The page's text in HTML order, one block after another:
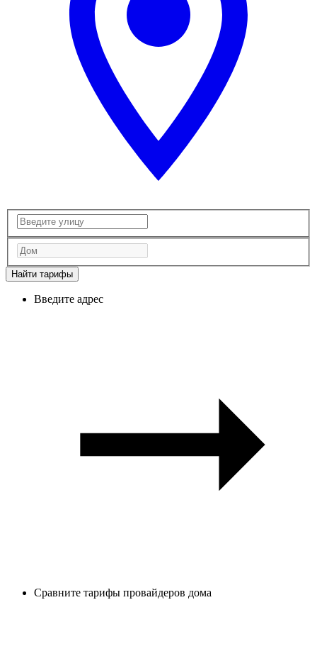
Найти тарифы
Введите адрес
Сравните тарифы провайдеров дома